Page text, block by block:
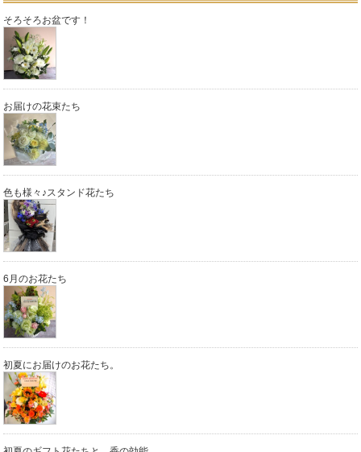
そろそろお盆です！
お届けの花束たち
色も様々♪スタンド花たち
6月のお花たち
初夏にお届けのお花たち。